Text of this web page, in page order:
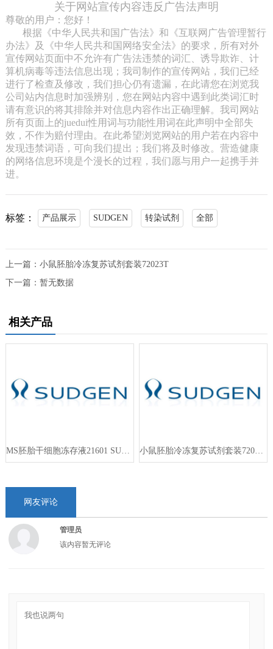
关于网站宣传内容违反广告法声明
尊敬的用户：您好！
根据《中华人民共和国广告法》和《互联网广告管理暂行
办法》及《中华人民共和国网络安全法》的要求，所有对外
宣传网站页面中不允许有广告法违禁的词汇、诱导欺诈、计
算机病毒等违法信息出现；我司制作的宣传网站，我们已经
进行了检查及修改，我们担心仍有遗漏，在此请您在浏览我
公司站内信息时加强辨别，您在网站内容中遇到此类词汇时
请有意识的将其排除并对信息内容作出正确理解。我司网站
所有页面上的juedui性用词与功能性用词在此声明中全部失
效，不作为赔付理由。在此希望浏览网站的用户若在内容中
发现违禁词语，可向我们提出；我们将及时修改。营造健康
的网络信息环境是个漫长的过程，我们愿与用户一起携手并
进。
标签： 产品展示 SUDGEN 转染试剂 全部
上一篇： 小鼠胚胎冷冻复苏试剂套装72023T
下一篇： 暂无数据
相关产品
MS胚胎干细胞冻存液21601 SUDGEN
网友评论
管理员
该内容暂无评论